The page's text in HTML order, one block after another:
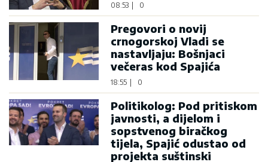
08:53 0
Pregovori o novij
crnogorskoj Vladi se
nastavljaju: Bošnjaci
večeras kod Spajića
18:55 0
Politikolog: Pod pritiskom
javnosti, a dijelom i
sopstvenog biračkog
tijela, Spajić odustao od
projekta suštinski